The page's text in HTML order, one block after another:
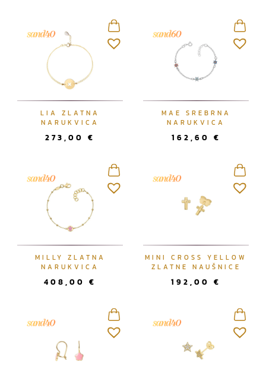
LIA ZLATNA
NARUKVICA
273,00 €
MAE SREBRNA
NARUKVICA
162,60 €
MILLY ZLATNA
NARUKVICA
408,00 €
MINI CROSS YELLOW
ZLATNE NAUŠNICE
192,00 €